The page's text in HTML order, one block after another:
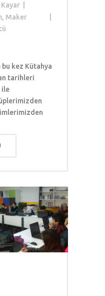
, Maker
kez Kütahya
tarihleri
ile